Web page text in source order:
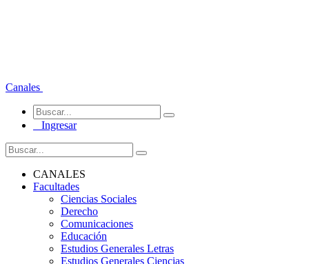
Canales
Ingresar
CANALES
Facultades
Ciencias Sociales
Derecho
Comunicaciones
Educación
Estudios Generales Letras
Estudios Generales Ciencias